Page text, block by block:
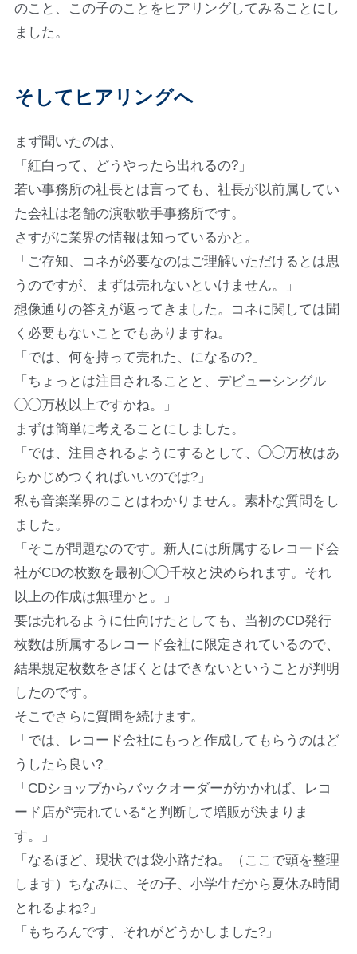
のこと、この子のことをヒアリングしてみることにし
ました。
そしてヒアリングへ
まず聞いたのは、
「紅白って、どうやったら出れるの?」
若い事務所の社長とは言っても、社長が以前属してい
た会社は老舗の演歌歌手事務所です。
さすがに業界の情報は知っているかと。
「ご存知、コネが必要なのはご理解いただけるとは思
うのですが、まずは売れないといけません。」
想像通りの答えが返ってきました。コネに関しては聞
く必要もないことでもありますね。
「では、何を持って売れた、になるの?」
「ちょっとは注目されることと、デビューシングル
◯◯万枚以上ですかね。」
まずは簡単に考えることにしました。
「では、注目されるようにするとして、◯◯万枚はあ
らかじめつくればいいのでは?」
私も音楽業界のことはわかりません。素朴な質問をし
ました。
「そこが問題なのです。新人には所属するレコード会
社がCDの枚数を最初◯◯千枚と決められます。それ
以上の作成は無理かと。」
要は売れるように仕向けたとしても、当初のCD発行
枚数は所属するレコード会社に限定されているので、
結果規定枚数をさばくとはできないということが判明
したのです。
そこでさらに質問を続けます。
「では、レコード会社にもっと作成してもらうのはど
うしたら良い?」
「CDショップからバックオーダーがかかれば、レコ
ード店が“売れている“と判断して増販が決まりま
す。」
「なるほど、現状では袋小路だね。（ここで頭を整理
します）ちなみに、その子、小学生だから夏休み時間
とれるよね?」
「もちろんです、それがどうかしました?」